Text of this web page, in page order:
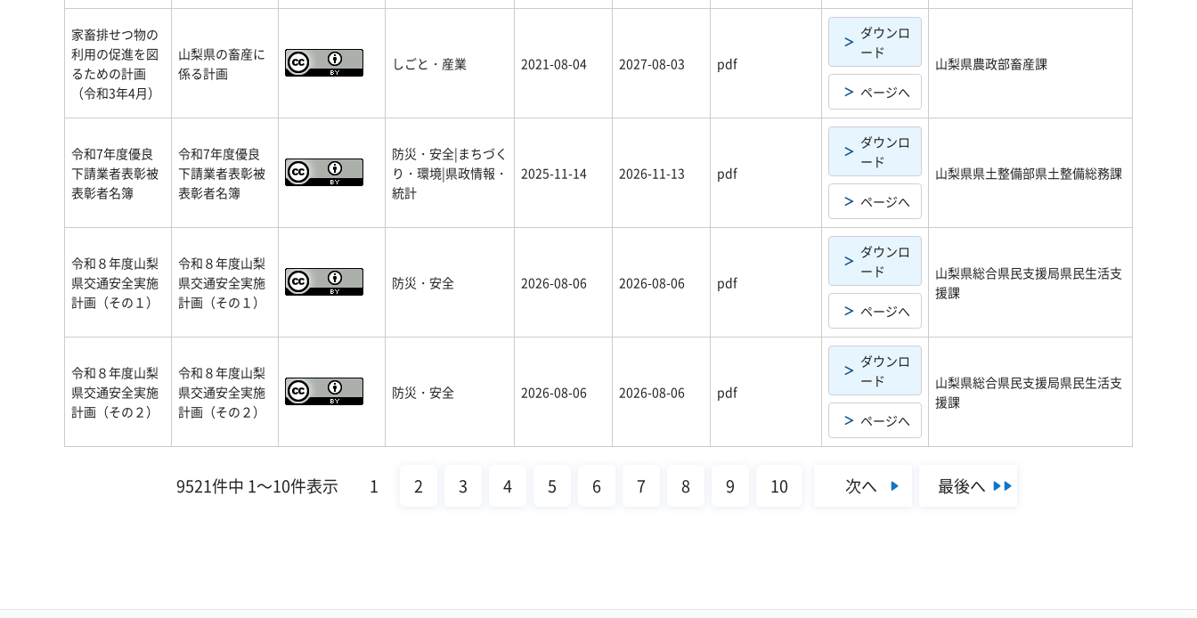
家畜排せつ物の
利用の促進を図
るための計画
（令和3年4月）
山梨県の畜産に
係る計画
しごと・産業 2021-08-04 2027-08-03 pdf
ダウンロ
ード
ページへ
山梨県農政部畜産課
令和7年度優良
下請業者表彰被
表彰者名簿
令和7年度優良
下請業者表彰被
表彰者名簿
防災・安全|まちづく
り・環境|県政情報・
統計
2025-11-14 2026-11-13 pdf
ダウンロ
ード
ページへ
山梨県県土整備部県土整備総務課
令和８年度山梨
県交通安全実施
計画（その１）
令和８年度山梨
県交通安全実施
計画（その１）
防災・安全 2026-08-06 2026-08-06 pdf
ダウンロ
ード
ページへ
山梨県総合県民支援局県民生活支
援課
令和８年度山梨
県交通安全実施
計画（その２）
令和８年度山梨
県交通安全実施
計画（その２）
防災・安全 2026-08-06 2026-08-06 pdf
ダウンロ
ード
ページへ
山梨県総合県民支援局県民生活支
援課
9521件中 1～10件表示 1 2 3 4 5 6 7 8 9 10 次へ 最後へ